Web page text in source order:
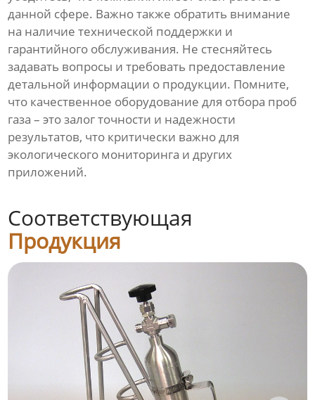
данной сфере. Важно также обратить внимание
на наличие технической поддержки и
гарантийного обслуживания. Не стесняйтесь
задавать вопросы и требовать предоставление
детальной информации о продукции. Помните,
что качественное оборудование для отбора проб
газа – это залог точности и надежности
результатов, что критически важно для
экологического мониторинга и других
приложений.
Соответствующая
Продукция